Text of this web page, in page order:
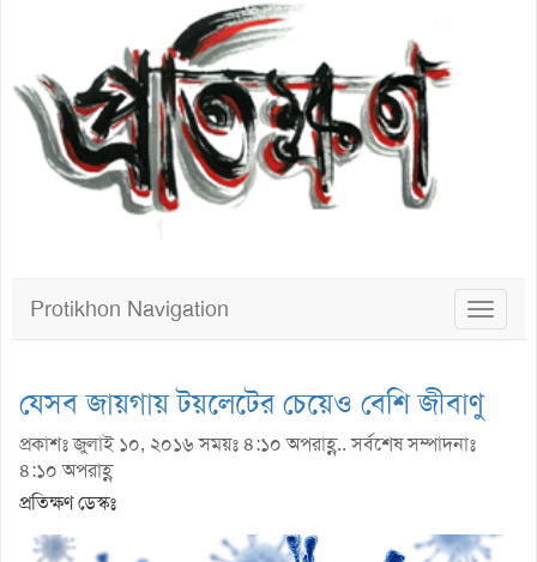
Toggle
Protikhon Navigation
যেসব জায়গায় টয়লেটের চেয়েও বেশি জীবাণু
প্রকাশঃ জুলাই ১০, ২০১৬ সময়ঃ ৪:১০ অপরাহ্ণ.. সর্বশেষ সম্পাদনাঃ
৪:১০ অপরাহ্ণ
প্রতিক্ষণ ডেস্কঃ